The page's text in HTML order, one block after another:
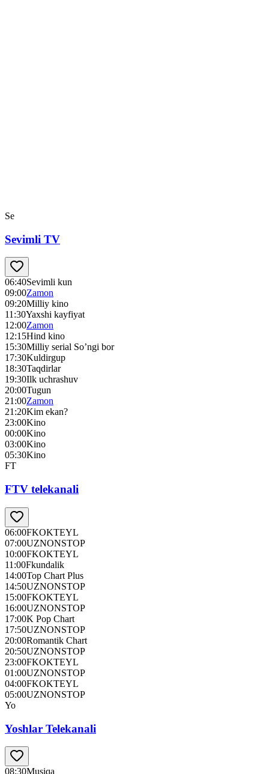
Se
Sevimli TV
06:40Sevimli kun
09:00Zamon
09:20Milliy kino
11:30Yaxshi kayfiyat
12:00Zamon
12:15Hind kino
15:30Milliy serial So’ngi bor
17:30Kuldirgup
18:30Taqdirlar
19:30Ilk uchrashuv
20:00Tugun
21:00Zamon
21:20Kim ekan?
23:00Kino
00:00Kino
03:00Kino
05:30Kino
FT
FTV telekanali
06:00FKOKTEYL
07:00UZNONSTOP
10:00FKOKTEYL
11:00Fkundalik
14:00Top Chart Plus
14:50UZNONSTOP
15:00FKOKTEYL
16:00UZNONSTOP
17:00K Pop Chart
17:50UZNONSTOP
20:00Romantik Chart
20:50UZNONSTOP
23:00FKOKTEYL
01:00UZNONSTOP
04:00FKOKTEYL
05:00UZNONSTOP
Yo
Yoshlar Telekanali
08:30Мusiqa